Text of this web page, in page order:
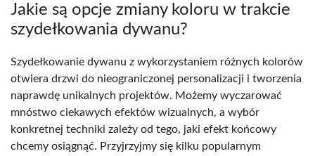
Jakie są opcje zmiany koloru w trakcie
szydełkowania dywanu?
Szydełkowanie dywanu z wykorzystaniem różnych kolorów
otwiera drzwi do nieograniczonej personalizacji i tworzenia
naprawdę unikalnych projektów. Możemy wyczarować
mnóstwo ciekawych efektów wizualnych, a wybór
konkretnej techniki zależy od tego, jaki efekt końcowy
chcemy osiągnąć. Przyjrzyjmy się kilku popularnym